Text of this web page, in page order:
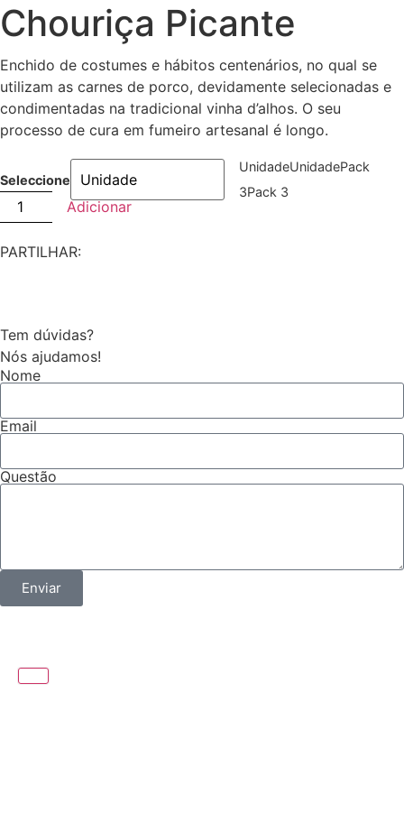
Chouriça Picante
Enchido de costumes e hábitos centenários, no qual se
utilizam as carnes de porco, devidamente selecionadas e
condimentadas na tradicional vinha d’alhos. O seu
processo de cura em fumeiro artesanal é longo.
Seleccione
UnidadeUnidadePack
3Pack 3
Adicionar
PARTILHAR:
Tem dúvidas?
Nós ajudamos!
Nome
Email
Questão
Enviar